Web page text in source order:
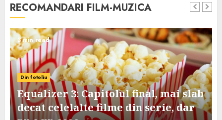
RECOMANDARI FILM-MUZICA
3 min read
Din fotoliu
Equalizer 3: Capitolul final, mai slab
decat celelalte filme din serie, dar